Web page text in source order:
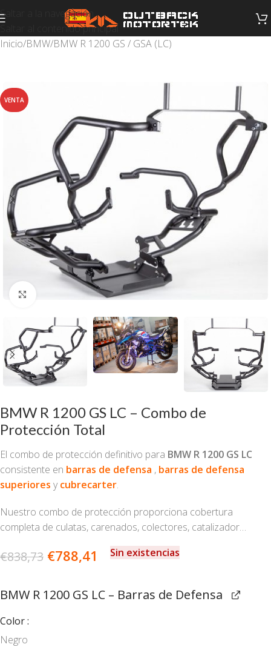
Saltar a la navegación
Saltar al contenido principal
Inicio/BMW/BMW R 1200 GS / GSA (LC)
VENTA
Haga clic para ampliar
BMW R 1200 GS LC – Combo de
Protección Total
El combo de protección definitivo para BMW R 1200 GS LC
consistente en barras de defensa , barras de defensa
superiores ycubrecarter.
Nuestro combo de protección proporciona cobertura
completa de culatas, carenados, colectores, catalizador…
€838,73 €788,41 Sin existencias
BMW R 1200 GS LC – Barras de Defensa
Color
Negro